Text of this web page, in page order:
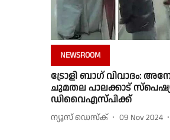
NEWSROOM
ട്രോളി ബാഗ് വിവാദം:
ചുമതല പാലക്കാട്
ഡിവൈഎസ്പിക്ക്
ന്യൂസ് ഡെസ്ക് 09 Nov 2024